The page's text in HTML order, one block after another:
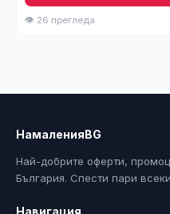
👁 26 прегледа
НамаленияBG
Най-добрите оферти,
България. Спести пари
Навигация